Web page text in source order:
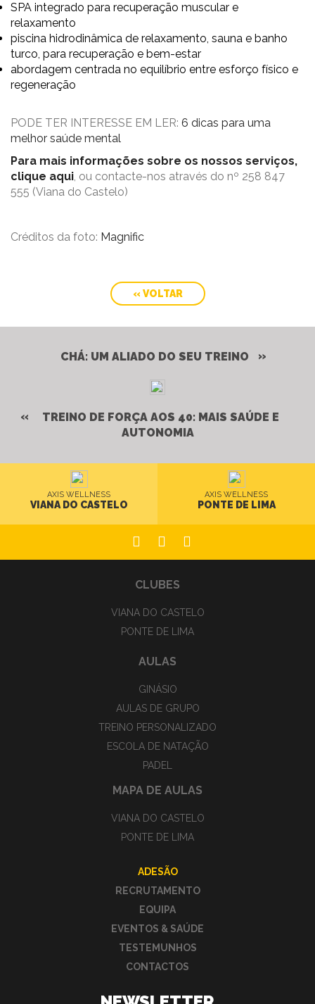
SPA integrado para recuperação muscular e
relaxamento
piscina hidrodinâmica de relaxamento, sauna e banho
turco, para recuperação e bem-estar
abordagem centrada no equilíbrio entre esforço físico e
regeneração
PODE TER INTERESSE EM LER: 6 dicas para uma
melhor saúde mental
Para mais informações sobre os nossos serviços,
clique aqui, ou contacte-nos através do nº 258 847
555 (Viana do Castelo)
Créditos da foto: Magnific
« VOLTAR
CHÁ: UM ALIADO DO SEU TREINO
TREINO DE FORÇA AOS 40: MAIS SAÚDE E
AUTONOMIA
AXIS WELLNESS
VIANA DO CASTELO
AXIS WELLNESS
PONTE DE LIMA
CLUBES
VIANA DO CASTELO
PONTE DE LIMA
AULAS
GINÁSIO
AULAS DE GRUPO
TREINO PERSONALIZADO
ESCOLA DE NATAÇÃO
PADEL
MAPA DE AULAS
VIANA DO CASTELO
PONTE DE LIMA
ADESÃO
RECRUTAMENTO
EQUIPA
EVENTOS & SAÚDE
TESTEMUNHOS
CONTACTOS